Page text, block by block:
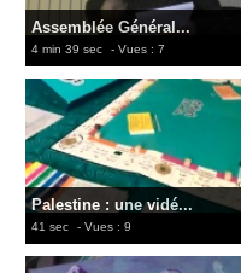
Assemblée Général...
4 min 39 sec - Vues : 7
Palestine : une vidé...
41 sec - Vues : 9